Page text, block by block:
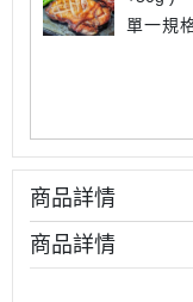
單一規
商品詳情
商品詳情